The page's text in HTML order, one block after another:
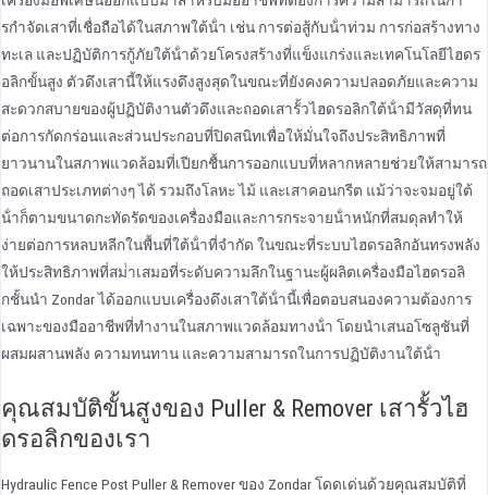
รกําจัดเสาที่เชื่อถือได้ในสภาพใต้น้ํา เช่น การต่อสู้กับน้ําท่วม การก่อสร้างทาง
ทะเล และปฏิบัติการกู้ภัยใต้น้ําด้วยโครงสร้างที่แข็งแกร่งและเทคโนโลยีไฮดร
อลิกขั้นสูง ตัวดึงเสานี้ให้แรงดึงสูงสุดในขณะที่ยังคงความปลอดภัยและความ
สะดวกสบายของผู้ปฏิบัติงานตัวดึงและถอดเสารั้วไฮดรอลิกใต้น้ํามีวัสดุที่ทน
ต่อการกัดกร่อนและส่วนประกอบที่ปิดสนิทเพื่อให้มั่นใจถึงประสิทธิภาพที่
ยาวนานในสภาพแวดล้อมที่เปียกชื้นการออกแบบที่หลากหลายช่วยให้สามารถ
ถอดเสาประเภทต่างๆ ได้ รวมถึงโลหะ ไม้ และเสาคอนกรีต แม้ว่าจะจมอยู่ใต้
น้ําก็ตามขนาดกะทัดรัดของเครื่องมือและการกระจายน้ําหนักที่สมดุลทําให้
ง่ายต่อการหลบหลีกในพื้นที่ใต้น้ําที่จํากัด ในขณะที่ระบบไฮดรอลิกอันทรงพลัง
ให้ประสิทธิภาพที่สม่ําเสมอที่ระดับความลึกในฐานะผู้ผลิตเครื่องมือไฮดรอลิ
กชั้นนํา Zondar ได้ออกแบบเครื่องดึงเสาใต้น้ํานี้เพื่อตอบสนองความต้องการ
เฉพาะของมืออาชีพที่ทํางานในสภาพแวดล้อมทางน้ํา โดยนําเสนอโซลูชันที่
ผสมผสานพลัง ความทนทาน และความสามารถในการปฏิบัติงานใต้น้ํา
คุณสมบัติขั้นสูงของ Puller & Remover เสารั้วไฮ
ดรอลิกของเรา
Hydraulic Fence Post Puller & Remover ของ Zondar โดดเด่นด้วยคุณสมบัติที่